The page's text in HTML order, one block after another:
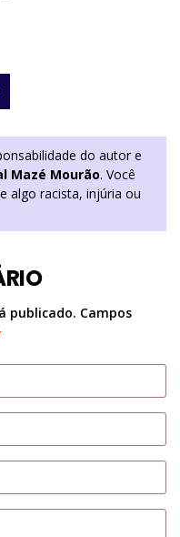
do autor e
Mazé Mourão. Você
algo racista, injúria ou
publicado. Campos